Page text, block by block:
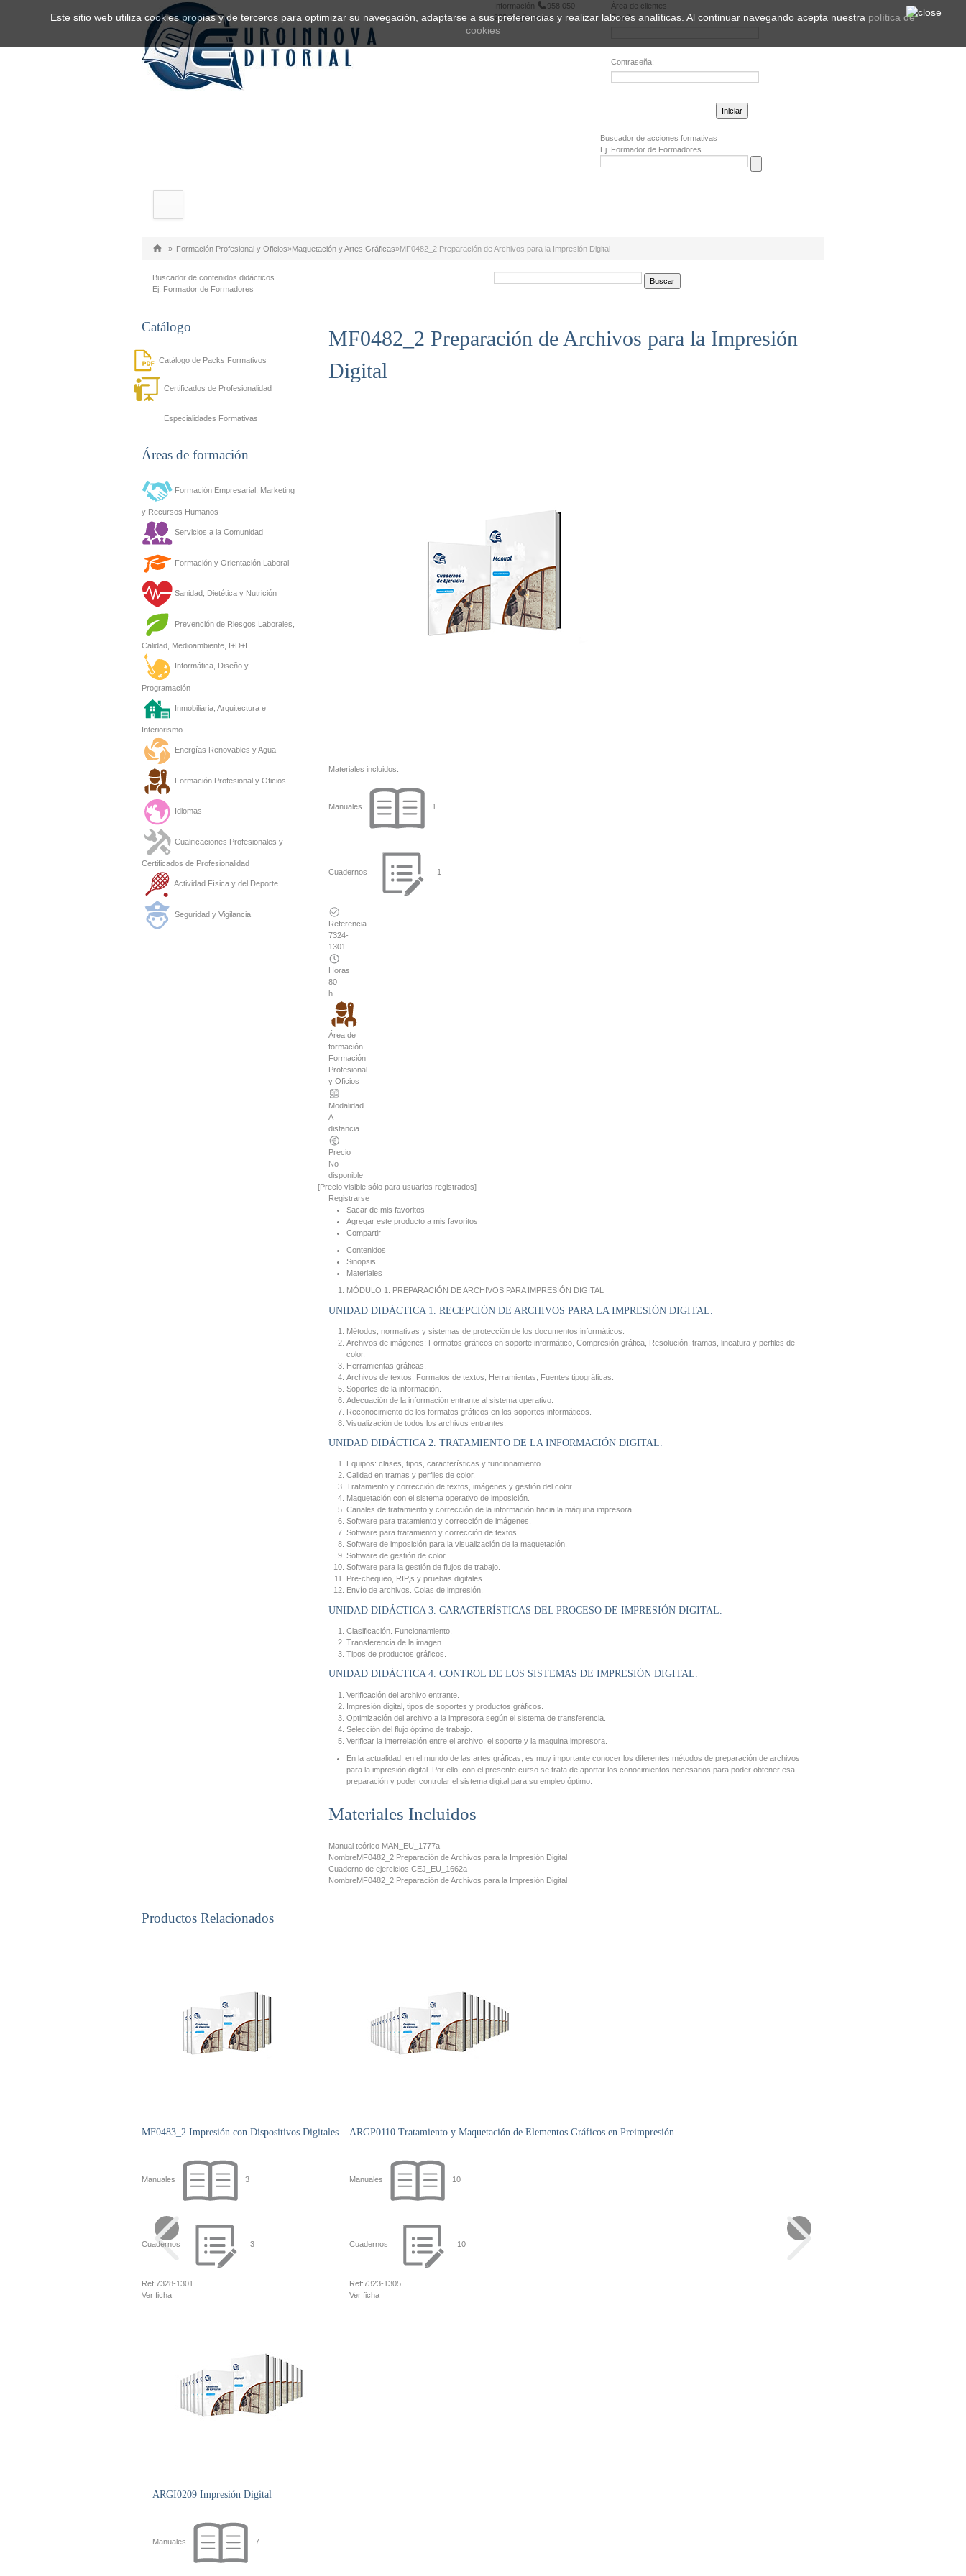
Información
958 050
222 Registrarse
Área de clientes
Email:
Contraseña:
Buscador de acciones formativas
Ej. Formador de Formadores
» Formación Profesional y Oficios»Maquetación y Artes Gráficas»MF0482_2 Preparación de Archivos para la Impresión Digital
Buscador de contenidos didácticos
Ej. Formador de Formadores
Catálogo
Catálogo de Packs Formativos
Certificados de Profesionalidad
Especialidades Formativas
Áreas de formación
Formación Empresarial, Marketing
y Recursos Humanos
Servicios a la Comunidad
Formación y Orientación Laboral
Sanidad, Dietética y Nutrición
Prevención de Riesgos Laborales,
Calidad, Medioambiente, I+D+I
Informática, Diseño y
Programación
Inmobiliaria, Arquitectura e
Interiorismo
Energías Renovables y Agua
Formación Profesional y Oficios
Idiomas
Cualificaciones Profesionales y
Certificados de Profesionalidad
Actividad Física y del Deporte
Seguridad y Vigilancia
MF0482_2 Preparación de Archivos para la Impresión
Digital
Materiales incluidos:
Manuales 1
Cuadernos 1
Referencia
7324-
1301
Horas
80
h
Área de
formación
Formación
Profesional
y Oficios
Modalidad
A
distancia
Precio
No
disponible
[Precio visible sólo para usuarios registrados]
Registrarse
Sacar de mis favoritos
Agregar este producto a mis favoritos
Compartir
Contenidos
Sinopsis
Materiales
MÓDULO 1. PREPARACIÓN DE ARCHIVOS PARA IMPRESIÓN DIGITAL
UNIDAD DIDÁCTICA 1. RECEPCIÓN DE ARCHIVOS PARA LA IMPRESIÓN DIGITAL.
Métodos, normativas y sistemas de protección de los documentos informáticos.
Archivos de imágenes: Formatos gráficos en soporte informático, Compresión gráfica, Resolución, tramas, lineatura y perfiles de
color.
Herramientas gráficas.
Archivos de textos: Formatos de textos, Herramientas, Fuentes tipográficas.
Soportes de la información.
Adecuación de la información entrante al sistema operativo.
Reconocimiento de los formatos gráficos en los soportes informáticos.
Visualización de todos los archivos entrantes.
UNIDAD DIDÁCTICA 2. TRATAMIENTO DE LA INFORMACIÓN DIGITAL.
Equipos: clases, tipos, características y funcionamiento.
Calidad en tramas y perfiles de color.
Tratamiento y corrección de textos, imágenes y gestión del color.
Maquetación con el sistema operativo de imposición.
Canales de tratamiento y corrección de la información hacia la máquina impresora.
Software para tratamiento y corrección de imágenes.
Software para tratamiento y corrección de textos.
Software de imposición para la visualización de la maquetación.
Software de gestión de color.
Software para la gestión de flujos de trabajo.
Pre-chequeo, RIP,s y pruebas digitales.
Envío de archivos. Colas de impresión.
UNIDAD DIDÁCTICA 3. CARACTERÍSTICAS DEL PROCESO DE IMPRESIÓN DIGITAL.
Clasificación. Funcionamiento.
Transferencia de la imagen.
Tipos de productos gráficos.
UNIDAD DIDÁCTICA 4. CONTROL DE LOS SISTEMAS DE IMPRESIÓN DIGITAL.
Verificación del archivo entrante.
Impresión digital, tipos de soportes y productos gráficos.
Optimización del archivo a la impresora según el sistema de transferencia.
Selección del flujo óptimo de trabajo.
Verificar la interrelación entre el archivo, el soporte y la maquina impresora.
En la actualidad, en el mundo de las artes gráficas, es muy importante conocer los diferentes métodos de preparación de archivos
para la impresión digital. Por ello, con el presente curso se trata de aportar los conocimientos necesarios para poder obtener esa
preparación y poder controlar el sistema digital para su empleo óptimo.
Materiales Incluidos
Manual teórico MAN_EU_1777a
NombreMF0482_2 Preparación de Archivos para la Impresión Digital
Cuaderno de ejercicios CEJ_EU_1662a
NombreMF0482_2 Preparación de Archivos para la Impresión Digital
Productos Relacionados
MF0483_2 Impresión con Dispositivos Digitales
Manuales 3
Cuadernos 3
Ref:7328-1301
Ver ficha
ARGP0110 Tratamiento y Maquetación de Elementos Gráficos en Preimpresión
Manuales 10
Cuadernos 10
Ref:7323-1305
Ver ficha
ARGI0209 Impresión Digital
Manuales 7
Este sitio web utiliza cookies propias y de terceros para optimizar su navegación, adaptarse a sus preferencias y realizar labores analíticas. Al continuar navegando acepta nuestra política de
cookies